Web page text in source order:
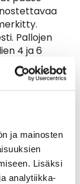
ja mainosten
Lisäksi
analytiikka-
Pallojen
4 ja 6
14
tulee
näistä
paikkaan
sisällä
vapautua